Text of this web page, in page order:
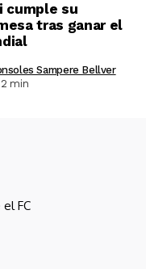
cumple su
tras ganar el
Sampere Bellver
2 min
FC